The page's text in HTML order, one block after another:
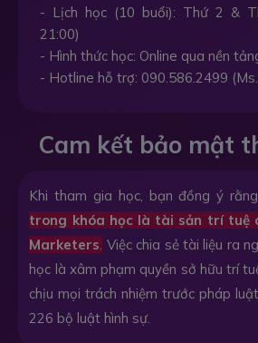
- Lịch học (10 buổi): Thứ 2 &
21:00)
- Hình thức học: Online qua nền
- Hotline hỗ trợ: 090.586.2499 (Ms.
Khi tham gia học, bạn đồng ý rằng
trong khóa học là tài sản trí tuệ
Marketers Việc chia sẻ tài liệu ra
học là xâm phạm quyền sở hữu trí
chịu mọi trách nhiệm trước pháp
226 bộ luật hình sự.
Cam kết bảo mật